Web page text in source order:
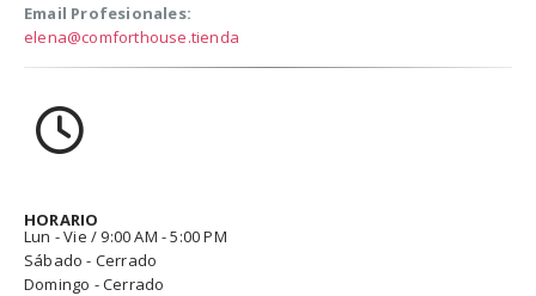
Email Profesionales:
elena@comforthouse.tienda
HORARIO
Lun - Vie / 9:00 AM - 5:00 PM
Sábado - Cerrado
Domingo - Cerrado